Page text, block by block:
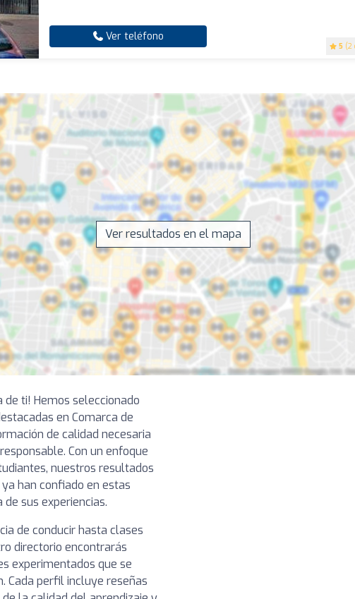
5 (2
Ver teléfono
Ver resultados en el mapa
de ti! Hemos seleccionado
en Comarca de
de calidad necesaria
Con un enfoque
nuestros resultados
han confiado en estas
sus experiencias.
de conducir hasta clases
directorio encontrarás
experimentados que se
Cada perfil incluye reseñas